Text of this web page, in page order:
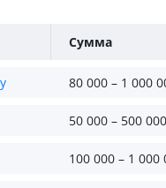
Сумма
80 000 – 1 000
50 000 – 500
100 000 – 1 000